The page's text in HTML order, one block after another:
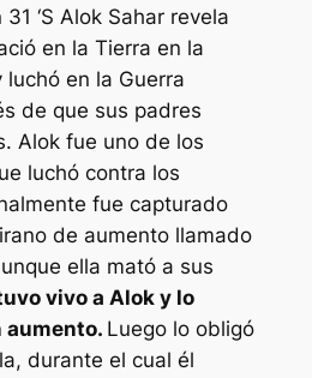
‘S Alok Sahar revela
en la Tierra en la
en la Guerra
de que sus padres
Alok fue uno de los
luchó contra los
fue capturado
de aumento llamado
ella mató a sus
vivo a Alok y lo
aumento. Luego lo obligó
durante el cual él